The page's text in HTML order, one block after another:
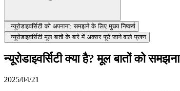
न्यूरोडाइवर्सिटी को अपनाना: समझने के लिए मुख्य निष्कर्ष
न्यूरोडाइवर्सिटी मूल बातों के बारे में अक्सर पूछे जाने वाले प्रश्न
न्यूरोडाइवर्सिटी क्या है? मूल बातों को समझना
2025/04/21